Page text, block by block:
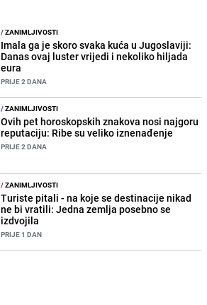
/ZANIMLJIVOSTI
Imala ga je skoro svaka kuća u Jugoslaviji:
Danas ovaj luster vrijedi i nekoliko hiljada
eura
PRIJE 2 DANA
/ZANIMLJIVOSTI
Ovih pet horoskopskih znakova nosi najgoru
reputaciju: Ribe su veliko iznenađenje
PRIJE 2 DANA
/ZANIMLJIVOSTI
Turiste pitali - na koje se destinacije nikad
ne bi vratili: Jedna zemlja posebno se
izdvojila
PRIJE 1 DAN